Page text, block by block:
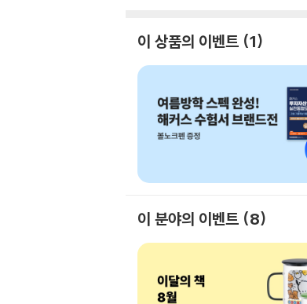
이 상품의 이벤트 1
이 분야의 이벤트 8